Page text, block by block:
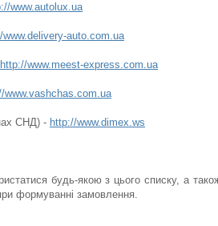
www.autolux.ua
www.delivery-auto.com.ua
http://www.meest-express.com.ua
www.vashchas.com.ua
СНД) - http://www.dimex.ws
будь-якою з цього списку, а
формуванні замовлення.